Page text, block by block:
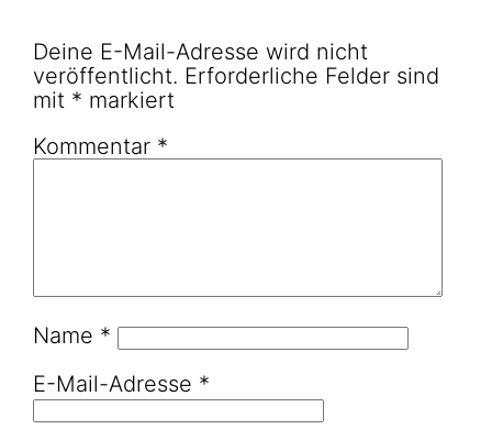
Deine E-Mail-Adresse wird nicht
veröffentlicht. Erforderliche Felder sind
mit * markiert
Kommentar *
Name *
E-Mail-Adresse *